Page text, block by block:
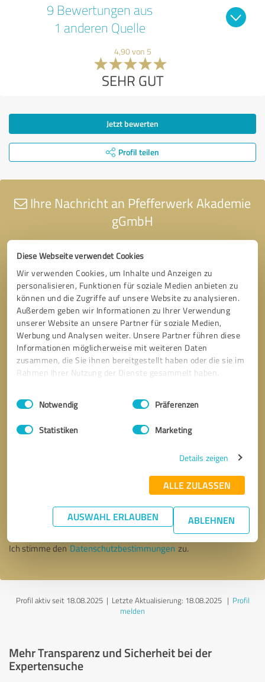
Diese Webseite verwendet Cookies
Wir verwenden Cookies, um Inhalte und Anzeigen zu
personalisieren, Funktionen für soziale Medien anbieten zu
können und die Zugriffe auf unsere Website zu analysieren.
Außerdem geben wir Informationen zu Ihrer Verwendung
unserer Website an unsere Partner für soziale Medien,
Werbung und Analysen weiter. Unsere Partner führen diese
Informationen möglicherweise mit weiteren Daten
zusammen, die Sie ihnen bereitgestellt haben oder die sie im
Rahmen Ihrer Nutzung der Dienste gesammelt haben.
Impressum Datenschutzbestimmungen
Einwilligungsauswahl
Notwendig Präferenzen
Statistiken Marketing
Details zeigen
ALLE ZULASSEN
AUSWAHL ERLAUBEN ABLEHNEN
9 Bewertungen aus
1 anderen Quelle
4,90 von 5
SEHR GUT
Jetzt bewerten
Profil teilen
Ihre Nachricht an Pfefferwerk Akademie
gGmbH
* Erforderliche Angaben
Nachricht senden
Ich stimme den Datenschutzbestimmungen zu.
Profil aktiv seit 18.08.2025 | Letzte Aktualisierung: 18.08.2025| Profil
melden
Mehr Transparenz und Sicherheit bei der
Expertensuche